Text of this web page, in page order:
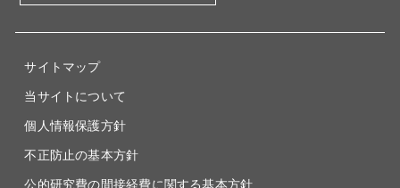
サイトマップ
当サイトについて
個人情報保護方針
不正防止の基本方針
公的研究費の間接経費に関する基本方針